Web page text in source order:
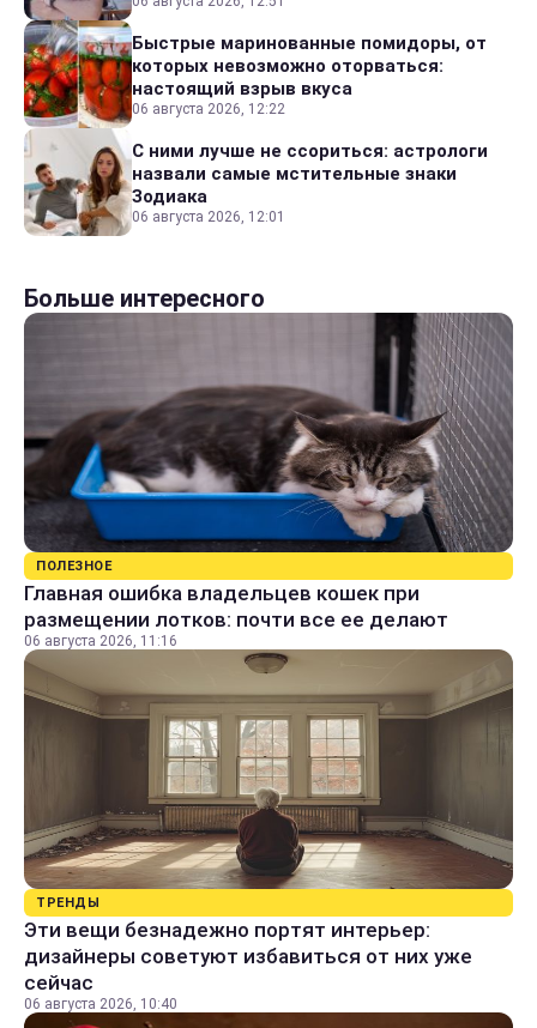
Быстрые маринованные помидоры, от
которых невозможно оторваться:
настоящий взрыв вкуса
06 августа 2026, 12:22
С ними лучше не ссориться: астрологи
назвали самые мстительные знаки
Зодиака
06 августа 2026, 12:01
Больше интересного
ПОЛЕЗНОЕ
Главная ошибка владельцев кошек при
размещении лотков: почти все ее делают
06 августа 2026, 11:16
ТРЕНДЫ
Эти вещи безнадежно портят интерьер:
дизайнеры советуют избавиться от них уже
сейчас
06 августа 2026, 10:40